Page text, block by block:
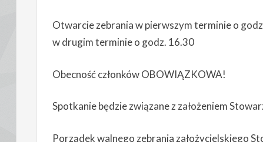
Otwarcie zebrania w pierwszym terminie o
w drugim terminie o godz. 16.30
Obecność członków OBOWIĄZKOWA!
Spotkanie będzie związane z założeniem
Porządek walnego zebrania założycielskiego